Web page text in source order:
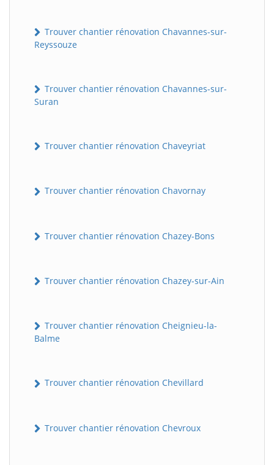
Trouver chantier rénovation Chavannes-sur-
Reyssouze
Trouver chantier rénovation Chavannes-sur-
Suran
Trouver chantier rénovation Chaveyriat
Trouver chantier rénovation Chavornay
Trouver chantier rénovation Chazey-Bons
Trouver chantier rénovation Chazey-sur-Ain
Trouver chantier rénovation Cheignieu-la-
Balme
Trouver chantier rénovation Chevillard
Trouver chantier rénovation Chevroux